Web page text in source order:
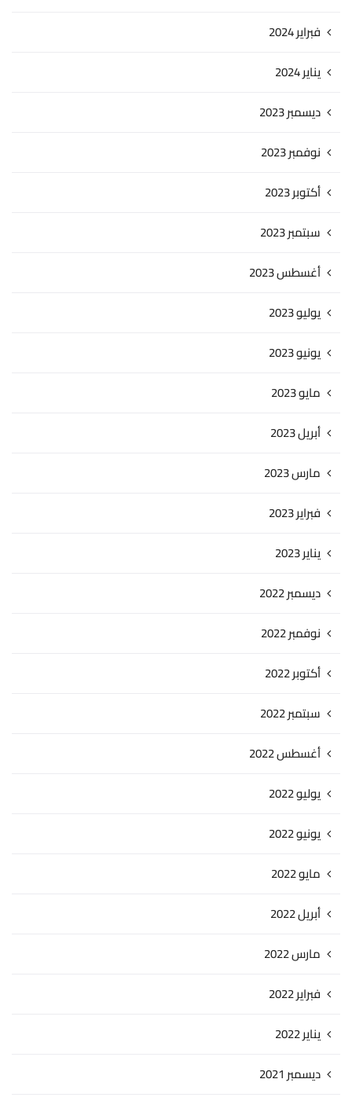
فبراير 2024
يناير 2024
ديسمبر 2023
نوفمبر 2023
أكتوبر 2023
سبتمبر 2023
أغسطس 2023
يوليو 2023
يونيو 2023
مايو 2023
أبريل 2023
مارس 2023
فبراير 2023
يناير 2023
ديسمبر 2022
نوفمبر 2022
أكتوبر 2022
سبتمبر 2022
أغسطس 2022
يوليو 2022
يونيو 2022
مايو 2022
أبريل 2022
مارس 2022
فبراير 2022
يناير 2022
ديسمبر 2021